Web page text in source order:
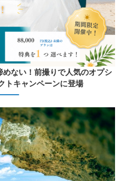
ない！前撮りで人気のオプシ
トキャンペーンに登場